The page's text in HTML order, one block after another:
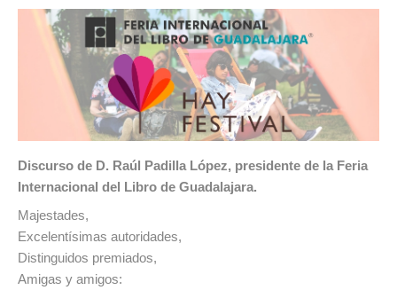
Discurso de D. Raúl Padilla López, presidente de la Feria
Internacional del Libro de Guadalajara.
Majestades,
Excelentísimas autoridades,
Distinguidos premiados,
Amigas y amigos: